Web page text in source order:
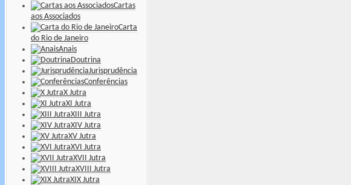
Cartas
aos Associados
Carta
do Rio de Janeiro
Anais
Doutrina
Jurisprudência
Conferências
X Jutra
XI Jutra
XIII Jutra
XIV Jutra
XV Jutra
XVI Jutra
XVII Jutra
XVIII Jutra
XIX Jutra